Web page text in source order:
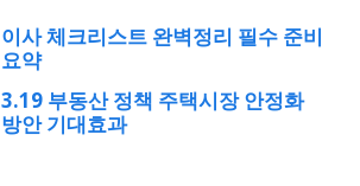
이사 체크리스트 완벽정리 필수 준비
요약
3.19 부동산 정책 주택시장 안정화
방안 기대효과